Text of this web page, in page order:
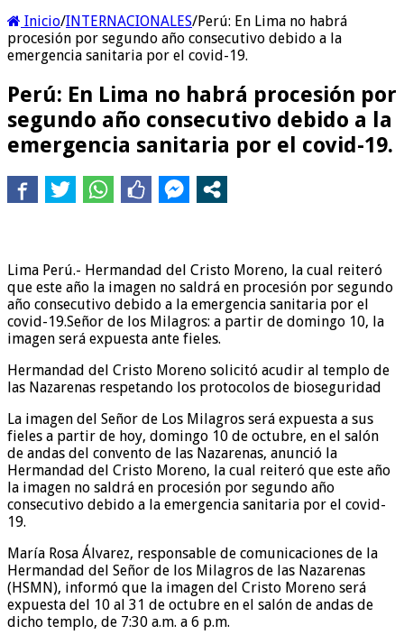
Inicio/INTERNACIONALES/Perú: En Lima no habrá
procesión por segundo año consecutivo debido a la
emergencia sanitaria por el covid-19.
Perú: En Lima no habrá procesión por
segundo año consecutivo debido a la
emergencia sanitaria por el covid-19.
Lima Perú.- Hermandad del Cristo Moreno, la cual reiteró
que este año la imagen no saldrá en procesión por segundo
año consecutivo debido a la emergencia sanitaria por el
covid-19.Señor de los Milagros: a partir de domingo 10, la
imagen será expuesta ante fieles.
Hermandad del Cristo Moreno solicitó acudir al templo de
las Nazarenas respetando los protocolos de bioseguridad
La imagen del Señor de Los Milagros será expuesta a sus
fieles a partir de hoy, domingo 10 de octubre, en el salón
de andas del convento de las Nazarenas, anunció la
Hermandad del Cristo Moreno, la cual reiteró que este año
la imagen no saldrá en procesión por segundo año
consecutivo debido a la emergencia sanitaria por el covid-
19.
María Rosa Álvarez, responsable de comunicaciones de la
Hermandad del Señor de los Milagros de las Nazarenas
(HSMN), informó que la imagen del Cristo Moreno será
expuesta del 10 al 31 de octubre en el salón de andas de
dicho templo, de 7:30 a.m. a 6 p.m.